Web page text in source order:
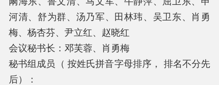
河清、舒为群、汤乃军、田林玮、吴卫东、肖勇
梅、杨杏芬、尹立红、赵晓红
会议秘书长：邓芙蓉、肖勇梅
秘书组成员（ 按姓氏拼音字母排序， 排名不分先
后）：